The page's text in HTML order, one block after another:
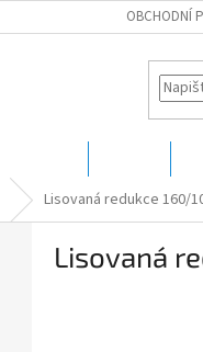
OBCHODNÍ
Lisovaná redukce 160/
Lisovaná